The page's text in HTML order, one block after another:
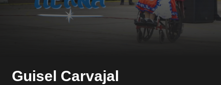
Guisel Carvajal